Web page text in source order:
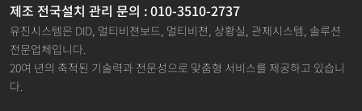
제조 전국설치 관리 문의 : 010-3510-2737
유진시스템은 DID, 멀티비젼보드, 멀티비젼, 상황실, 관제시스템, 솔루션
전문업체입니다.
20여 년의 축적된 기술력과 전문성으로 맞춤형 서비스를 제공하고 있습니
다.